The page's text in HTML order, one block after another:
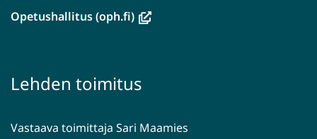
Opetushallitus (oph.fi)(avautuu
toiseen
Lehden toimitus
Vastaava toimittaja Sari Maamies